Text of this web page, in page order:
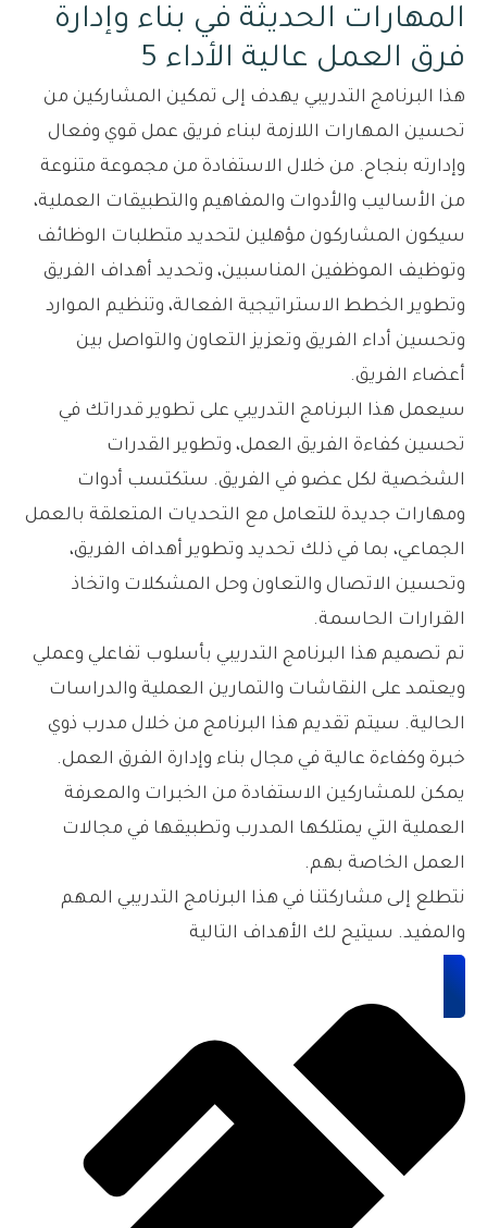
المهارات الحديثة في بناء وإدارة
فرق العمل عالية الأداء 5
هذا البرنامج التدريبي يهدف إلى تمكين المشاركين من
تحسين المهارات اللازمة لبناء فريق عمل قوي وفعال
وإدارته بنجاح. من خلال الاستفادة من مجموعة متنوعة
من الأساليب والأدوات والمفاهيم والتطبيقات العملية،
سيكون المشاركون مؤهلين لتحديد متطلبات الوظائف
وتوظيف الموظفين المناسبين، وتحديد أهداف الفريق
وتطوير الخطط الاستراتيجية الفعالة، وتنظيم الموارد
وتحسين أداء الفريق وتعزيز التعاون والتواصل بين
أعضاء الفريق.
سيعمل هذا البرنامج التدريبي على تطوير قدراتك في
تحسين كفاءة الفريق العمل، وتطوير القدرات
الشخصية لكل عضو في الفريق. ستكتسب أدوات
ومهارات جديدة للتعامل مع التحديات المتعلقة بالعمل
الجماعي، بما في ذلك تحديد وتطوير أهداف الفريق،
وتحسين الاتصال والتعاون وحل المشكلات واتخاذ
القرارات الحاسمة.
تم تصميم هذا البرنامج التدريبي بأسلوب تفاعلي وعملي
ويعتمد على النقاشات والتمارين العملية والدراسات
الحالية. سيتم تقديم هذا البرنامج من خلال مدرب ذوي
خبرة وكفاءة عالية في مجال بناء وإدارة الفرق العمل.
يمكن للمشاركين الاستفادة من الخبرات والمعرفة
العملية التي يمتلكها المدرب وتطبيقها في مجالات
العمل الخاصة بهم.
نتطلع إلى مشاركتنا في هذا البرنامج التدريبي المهم
والمفيد. سيتيح لك الأهداف التالية